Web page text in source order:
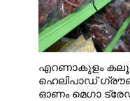
എറണാകുളം കലൂർ
ഹെലിപാഡ്
ഓണം മെഗാ